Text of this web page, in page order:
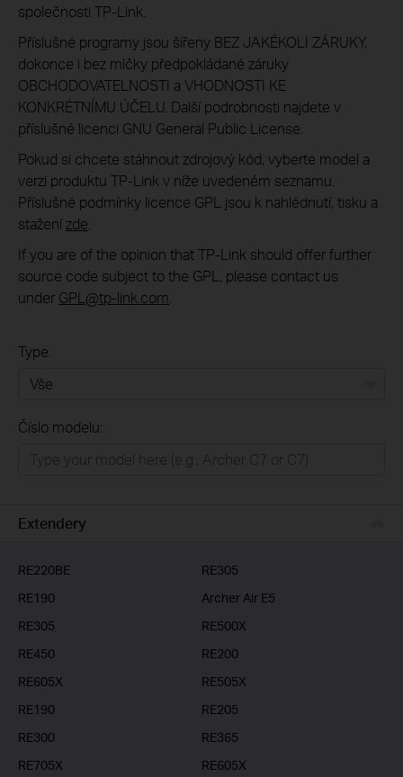
společnosti TP-Link.
Příslušné programy jsou šířeny BEZ JAKÉKOLI ZÁRUKY,
dokonce i bez mlčky předpokládané záruky
OBCHODOVATELNOSTI a VHODNOSTI KE
KONKRÉTNÍMU ÚČELU. Další podrobnosti najdete v
příslušné licenci GNU General Public License.
Pokud si chcete stáhnout zdrojový kód, vyberte model a
verzi produktu TP-Link v níže uvedeném seznamu.
Příslušné podmínky licence GPL jsou k nahlédnutí, tisku a
staženízde
If you are of the opinion that TP-Link should offer further
source code subject to the GPL, please contact us
under GPL@tp-link.com
Type:
Business
Číslo modelu:
Extendery
RE220BE
RE305
RE190
Archer Air E5
RE305
RE500X
RE450
RE200
RE605X
RE505X
RE190
RE205
RE300
RE365
RE705X
RE605X